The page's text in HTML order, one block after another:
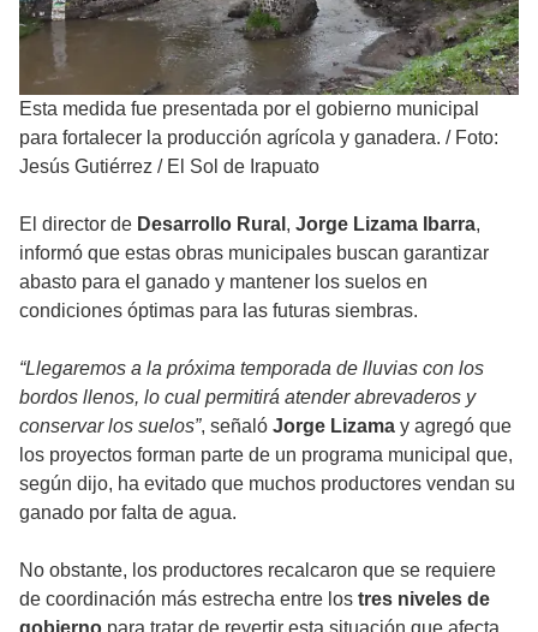
Esta medida fue presentada por el gobierno municipal
para fortalecer la producción agrícola y ganadera. / Foto:
Jesús Gutiérrez / El Sol de Irapuato
El director de Desarrollo Rural , Jorge Lizama Ibarra,
informó que estas obras municipales buscan garantizar
abasto para el ganado y mantener los suelos en
condiciones óptimas para las futuras siembras.
“Llegaremos a la próxima temporada de lluvias con los
bordos llenos, lo cual permitirá atender abrevaderos y
conservar los suelos”, señaló Jorge Lizama y agregó que
los proyectos forman parte de un programa municipal que,
según dijo, ha evitado que muchos productores vendan su
ganado por falta de agua.
No obstante, los productores recalcaron que se requiere
de coordinación más estrecha entre los tres niveles de
gobierno para tratar de revertir esta situación que afecta